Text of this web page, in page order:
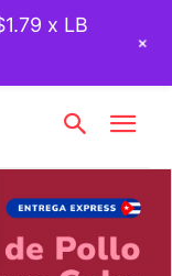
x LB
+